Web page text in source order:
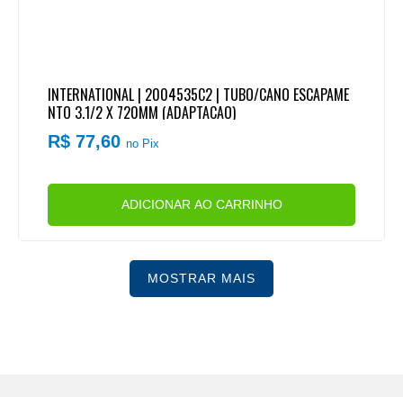
INTERNATIONAL | 2004535C2 | TUBO/CANO ESCAPAME
NTO 3.1/2 X 720MM (ADAPTACAO)
R$ 77,60no Pix
ADICIONAR AO CARRINHO
MOSTRAR MAIS